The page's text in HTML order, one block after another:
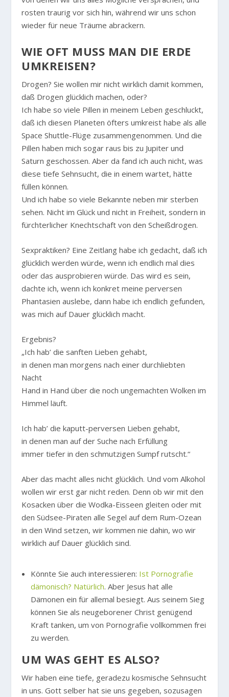
rosten traurig vor sich hin, während wir uns schon
wieder für neue Träume abrackern.
WIE OFT MUSS MAN DIE ERDE U
MKREISEN?
Drogen? Sie wollen mir nicht wirklich damit kommen,
daß Drogen glücklich machen, oder?
Ich habe so viele Pillen in meinem Leben geschluckt,
daß ich diesen Planeten öfters umkreist habe als alle
Space Shuttle-Flüge zusammengenommen. Und die
Pillen haben mich sogar raus bis zu Jupiter und
Saturn geschossen. Aber da fand ich auch nicht, was
diese tiefe Sehnsucht, die in einem wartet, hätte
füllen können.
Und ich habe so viele Bekannte neben mir sterben
sehen. Nicht im Glück und nicht in Freiheit, sondern in
fürchterlicher Knechtschaft von den Scheißdrogen.
Sexpraktiken? Eine Zeitlang habe ich gedacht, daß ich
glücklich werden würde, wenn ich endlich mal dies
oder das ausprobieren würde. Das wird es sein,
dachte ich, wenn ich konkret meine perversen
Phantasien auslebe, dann habe ich endlich gefunden,
was mich auf Dauer glücklich macht.
Ergebnis?
„Ich hab’ die sanften Lieben gehabt,
in denen man morgens nach einer durchliebten
Nacht
Hand in Hand über die noch ungemachten Wolken im
Himmel läuft.
Ich hab’ die kaputt-perversen Lieben gehabt,
in denen man auf der Suche nach Erfüllung
immer tiefer in den schmutzigen Sumpf rutscht.“
Aber das macht alles nicht glücklich. Und vom Alkohol
wollen wir erst gar nicht reden. Denn ob wir mit den
Kosacken über die Wodka-Eisseen gleiten oder mit
den Südsee-Piraten alle Segel auf dem Rum-Ozean
in den Wind setzen, wir kommen nie dahin, wo wir
wirklich auf Dauer glücklich sind.
Könnte Sie auch interessieren: Ist Pornografie
dämonisch? Natürlich. Aber Jesus hat alle
Dämonen ein für allemal besiegt. Aus seinem Sieg
können Sie als neugeborener Christ genügend
Kraft tanken, um von Pornografie vollkommen frei
zu werden.
UM WAS GEHT ES ALSO?
Wir haben eine tiefe, geradezu kosmische Sehnsucht
in uns. Gott selber hat sie uns gegeben, sozusagen